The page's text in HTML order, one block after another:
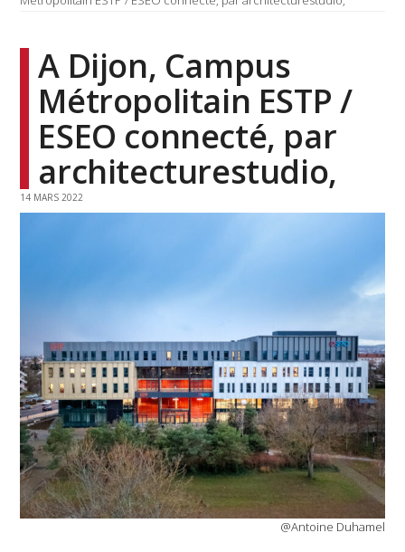
A Dijon, Campus
Métropolitain ESTP /
ESEO connecté, par
architecturestudio,
14 MARS 2022
@Antoine Duhamel